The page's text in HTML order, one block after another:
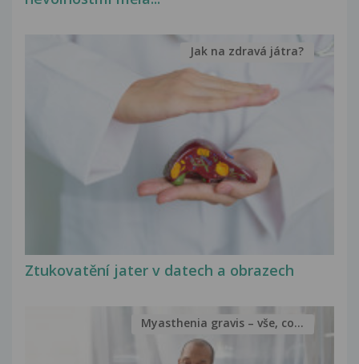
Ztukovatění jater v datech a obrazech
Jak na zdravá játra?
Myasthenia gravis – vše, co...